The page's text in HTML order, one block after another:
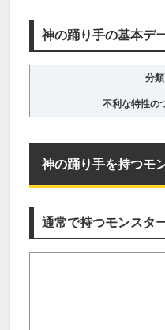
神の踊り手の基本デ
分類
不利な特性の
神の踊り手を持つモ
通常で持つモンスタ